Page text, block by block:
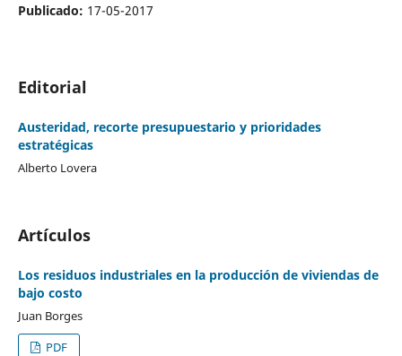
Publicado: 17-05-2017
Editorial
Austeridad, recorte presupuestario y prioridades
estratégicas
Alberto Lovera
Artículos
Los residuos industriales en la producción de viviendas de
bajo costo
Juan Borges
PDF